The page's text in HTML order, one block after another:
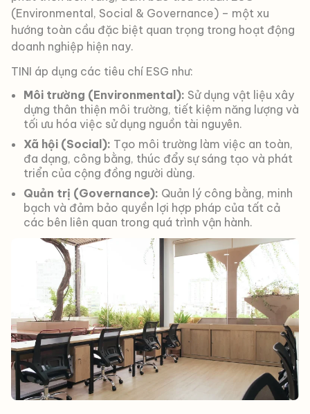
(Environmental, Social & Governance) – một xu
hướng toàn cầu đặc biệt quan trọng trong hoạt động
doanh nghiệp hiện nay.
TINI áp dụng các tiêu chí ESG như:
Môi trường (Environmental): Sử dụng vật liệu xây
dựng thân thiện môi trường, tiết kiệm năng lượng và
tối ưu hóa việc sử dụng nguồn tài nguyên.
Xã hội (Social): Tạo môi trường làm việc an toàn,
đa dạng, công bằng, thúc đẩy sự sáng tạo và phát
triển của cộng đồng người dùng.
Quản trị (Governance): Quản lý công bằng, minh
bạch và đảm bảo quyền lợi hợp pháp của tất cả
các bên liên quan trong quá trình vận hành.